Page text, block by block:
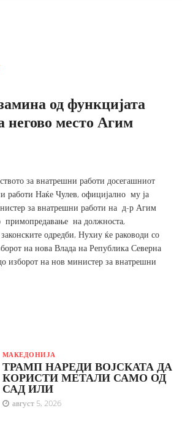
од функцијата
негово место Агим
за внатрешни работи досегашниот
работи Наќе Чулев, официјално му ја
за внатрешни работи на д-р Агим
на должноста,
одредби, Нухиу ќе раководи со
на нова Влада на Република Северна
изборот на нов министер за внатрешни
МАКЕДОНИЈА
ТРАМП НАРЕДИ ВОЈСКАТА ДА
КОРИСТИ МЕТАЛИ САМО ОД
САД ИЛИ
август 5, 2026